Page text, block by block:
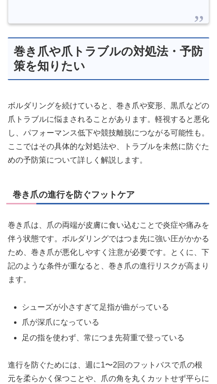
巻き爪や爪トラブルの対処法・予防
策を知りたい
ボルダリングを続けていると、巻き爪や変形、黒爪などの
爪トラブルに悩まされることがあります。軽視すると悪化
し、パフォーマンス低下や競技離脱につながる可能性も。
ここではその具体的な対処法や、トラブルを未然に防ぐた
めの予防策について詳しく解説します。
巻き爪の進行を防ぐフットケア
巻き爪は、爪の両端が皮膚に食い込むことで炎症や痛みを
伴う状態です。ボルダリングではつま先に強い圧がかかる
ため、巻き爪が悪化しやすく注意が必要です。とくに、下
記のような条件が重なると、巻き爪の進行リスクが高まり
ます。
シューズが小さすぎて足指が曲がっている
爪が深爪になっている
足の指を使わず、常につま先荷重で登っている
進行を防ぐためには、週に1〜2回のフットバスで爪の根
元を柔らかく保つことや、爪の角を丸くカットせず平らに